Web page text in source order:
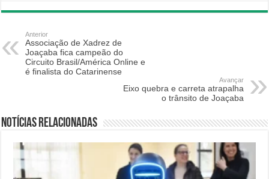
Anterior
Associação de Xadrez de
Joaçaba fica campeão do
Circuito Brasil/América Online e
é finalista do Catarinense
Avançar
Eixo quebra e carreta atrapalha
o trânsito de Joaçaba
Notícias relacionadas